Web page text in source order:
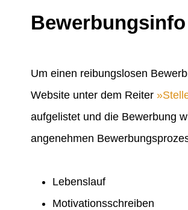
Bewerbungsinfo
Um einen reibungslosen
Website unter dem Reiter
aufgelistet und die Bewerbung
angenehmen
Lebenslauf
Motivationsschreiben